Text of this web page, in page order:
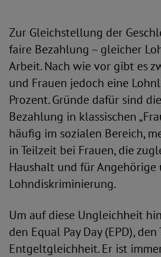
Zur Gleichstellung der
faire Bezahlung – gleicher
Arbeit. Nach wie vor gibt es
und Frauen jedoch eine
Prozent. Gründe dafür sind
Bezahlung in klassischen
häufig im sozialen Bereich,
in Teilzeit bei Frauen, die
Haushalt und für Angehörige
Lohndiskriminierung.
Um auf diese Ungleichheit
den Equal Pay Day (EPD), den
Entgeltgleichheit. Er ist